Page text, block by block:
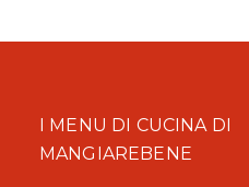
I MENU DI CUCINA DI
MANGIAREBENE